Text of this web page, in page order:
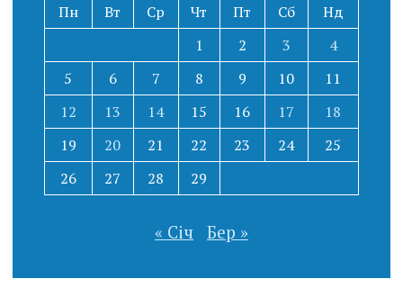
Пн
Вт Ср Чт Пт Сб
Нд
1
2 3
4
5
6 7 8 9 10
11
12
13 14 15 16 17
18
19
20 21 22 23 24
25
26
27 28 29
« Січ Бер »